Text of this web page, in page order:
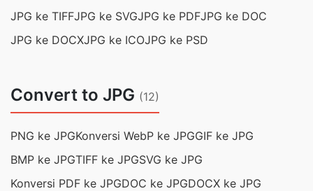
JPG ke TIFFJPG ke SVGJPG ke PDFJPG ke DOC
JPG ke DOCXJPG ke ICOJPG ke PSD
Convert to JPG (12)
PNG ke JPGKonversi WebP ke JPGGIF ke JPG
BMP ke JPGTIFF ke JPGSVG ke JPG
Konversi PDF ke JPGDOC ke JPGDOCX ke JPG